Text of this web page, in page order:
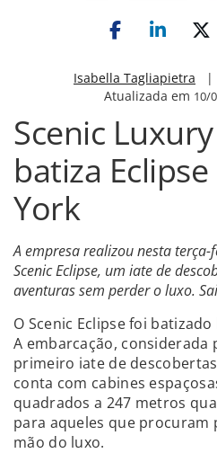
Isabella Tagliapietra |
Atualizada em 10/
Scenic
batiza
York
A empresa realizou nesta
Scenic Eclipse, um iate de
aventuras sem perder o luxo.
O Scenic Eclipse foi
A embarcação, considerada
primeiro iate de
conta com cabines
quadrados a 247 metros
para aqueles que
mão do luxo.